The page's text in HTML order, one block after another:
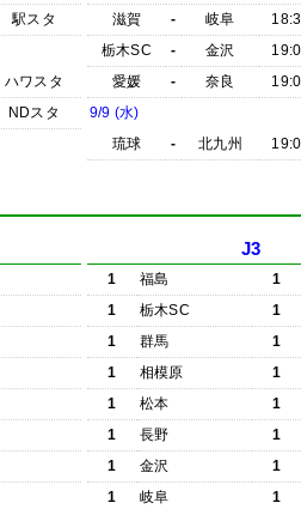
駅スタ
ハワスタ
NDスタ
滋賀
- 岐阜
栃木SC
- 金沢
愛媛
- 奈良
9/9 (水)
琉球
- 北九州
J3
1 福島 1
1
栃木SC 1
1
群馬 1
1
相模原 1
1
松本 1
1
長野 1
1
金沢 1
1
岐阜 1